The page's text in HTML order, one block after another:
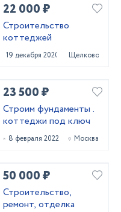
22 000 ₽
Строительство
коттеджей
19 декабря 2020 Щелково
23 500 ₽
Строим фундаменты .
коттеджи под ключ
8 февраля 2022 Москва
50 000 ₽
Строительство,
ремонт, отделка